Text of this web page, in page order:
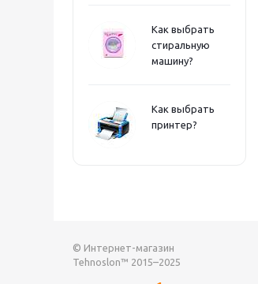
Как выбрать
стиральную
машину?
Как выбрать
принтер?
© Интернет-магазин
Tehnoslon™ 2015–2025